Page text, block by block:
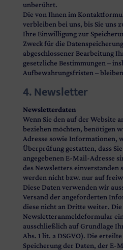
unberührt.
Die von Ihnen im
verbleiben bei uns, bis Sie uns
Ihre Einwilligung zur
Zweck für die
abgeschlossener Bearbeitung
gesetzliche Bestimmungen –
Aufbewahrungsfristen –
4. Newsletter
Newsletterdaten
Wenn Sie den auf der Website
beziehen möchten, benötigen
Adresse sowie Informationen,
Überprüfung gestatten, dass
angegebenen E-Mail-Adresse
des Newsletters einverstanden
werden nicht bzw. nur auf
Diese Daten verwenden wir
Versand der angeforderten
diese nicht an Dritte weiter.
Newsletteranmeldeformular
ausschließlich auf Grundlage
Abs. 1 lit. a DSGVO). Die
Speicherung der Daten, der E-